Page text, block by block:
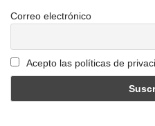
Correo electrónico
Acepto las políticas de